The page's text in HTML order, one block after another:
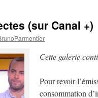
(sur Canal +)
Cette galerie
Pour revoir
consommation